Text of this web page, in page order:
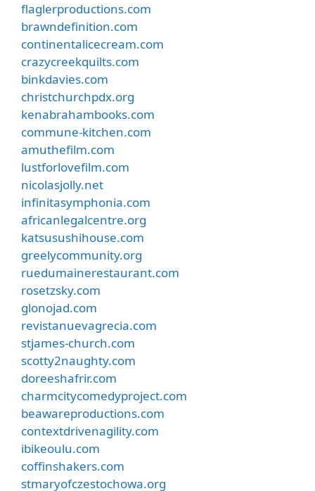
flaglerproductions.com
brawndefinition.com
continentalicecream.com
crazycreekquilts.com
binkdavies.com
christchurchpdx.org
kenabrahambooks.com
commune-kitchen.com
amuthefilm.com
lustforlovefilm.com
nicolasjolly.net
infinitasymphonia.com
africanlegalcentre.org
katsusushihouse.com
greelycommunity.org
ruedumainerestaurant.com
rosetzsky.com
glonojad.com
revistanuevagrecia.com
stjames-church.com
scotty2naughty.com
doreeshafrir.com
charmcitycomedyproject.com
beawareproductions.com
contextdrivenagility.com
ibikeoulu.com
coffinshakers.com
stmaryofczestochowa.org